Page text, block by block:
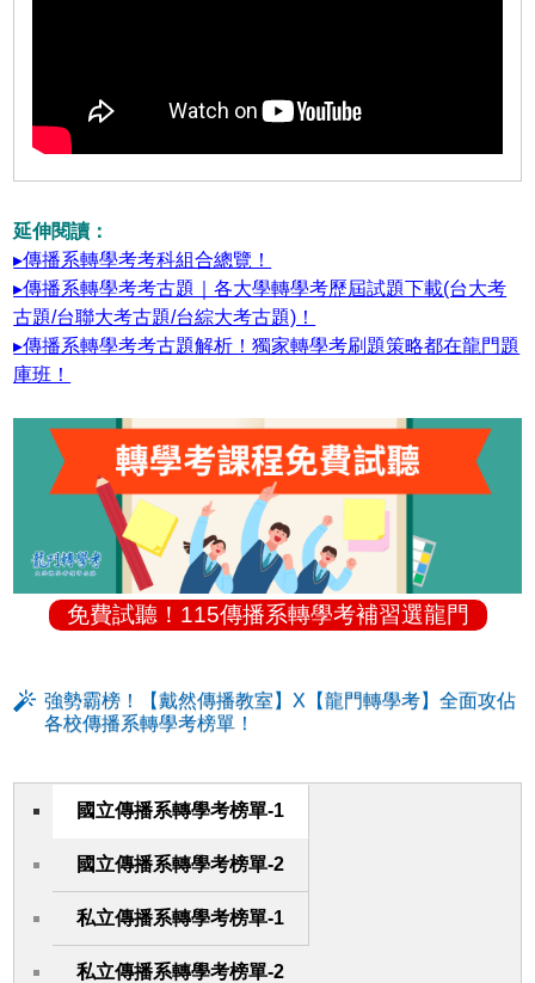
延伸閱讀：
▸傳播系轉學考考科組合總覽！
▸傳播系轉學考考古題｜各大學轉學考歷屆試題下載(台大考
古題/台聯大考古題/台綜大考古題)！
▸傳播系轉學考考古題解析！獨家轉學考刷題策略都在龍門題
庫班！
免費試聽！115傳播系轉學考補習選龍門
強勢霸榜！【戴然傳播教室】X【龍門轉學考】全面攻佔
各校傳播系轉學考榜單！
國立傳播系轉學考榜單-1
國立傳播系轉學考榜單-2
私立傳播系轉學考榜單-1
私立傳播系轉學考榜單-2